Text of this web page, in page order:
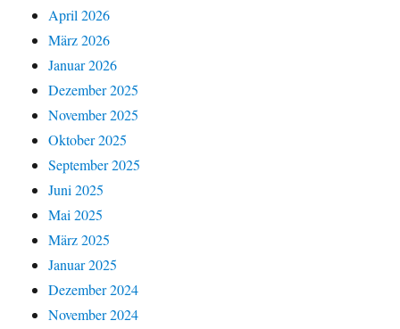
April 2026
März 2026
Januar 2026
Dezember 2025
November 2025
Oktober 2025
September 2025
Juni 2025
Mai 2025
März 2025
Januar 2025
Dezember 2024
November 2024